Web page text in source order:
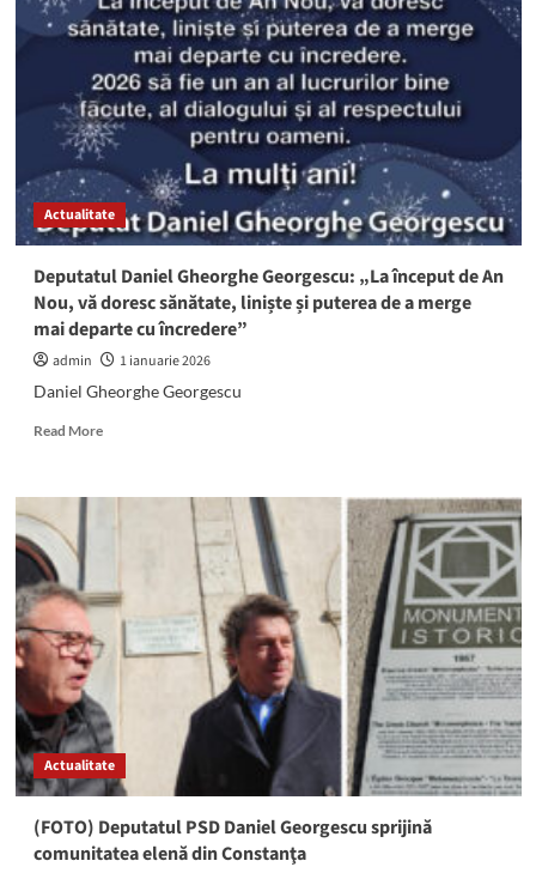
Georgescu
critică
lege
a
cetățeniei
adoptată
de
Ucraina.
România
nu
inclusă
în
listă
Actualitate
Deputatul Daniel Gheorghe Georgescu: „La început de An
Nou, vă doresc sănătate, liniște și puterea de a merge
mai departe cu încredere”
admin
1 ianuarie 2026
Daniel Gheorghe Georgescu
Read MoreRead
Deputatul
„La
început
An
vă
doresc
sănătate,
liniște
și
de
a
Actualitate
(FOTO) Deputatul PSD Daniel Georgescu sprijină
comunitatea elenă din Constanţa